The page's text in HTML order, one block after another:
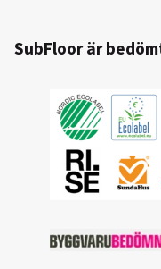
SubFloor är